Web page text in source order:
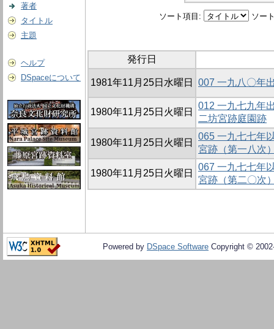
著者
タイトル
主題
ヘルプ
DSpaceについて
ソート項目: ソー
発行日
1981年11月25日水曜日 007 一九八〇年
1980年11月25日火曜日
012 一九七九年
二坊宮跡庭園跡
1980年11月25日火曜日
065 一九七七年
宮跡（第一八次
1980年11月25日火曜日
067 一九七七年
宮跡（第二〇次
Powered by DSpace Software Copyright ©